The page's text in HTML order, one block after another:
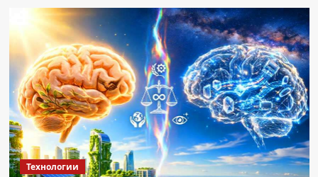
Технологии